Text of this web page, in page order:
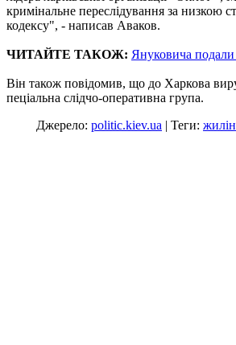
кримінальне переслідування за низкою
кодексу", - написав Аваков.
ЧИТАЙТЕ ТАКОЖ: Януковича
Він також повідомив, що до Харкова
пеціальна слідчо-оперативна група.
Джерело: politic.kiev.ua | Теги: жилін